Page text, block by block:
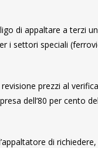
di appaltare a terzi
i settori speciali
prezzi al
dell’80 per cento
di